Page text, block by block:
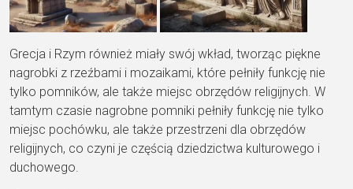
Grecja i Rzym również miały swój wkład, tworząc piękne
nagrobki z rzeźbami i mozaikami, które pełniły funkcję nie
tylko pomników, ale także miejsc obrzędów religijnych. W
tamtym czasie nagrobne pomniki pełniły funkcję nie tylko
miejsc pochówku, ale także przestrzeni dla obrzędów
religijnych, co czyni je częścią dziedzictwa kulturowego i
duchowego.